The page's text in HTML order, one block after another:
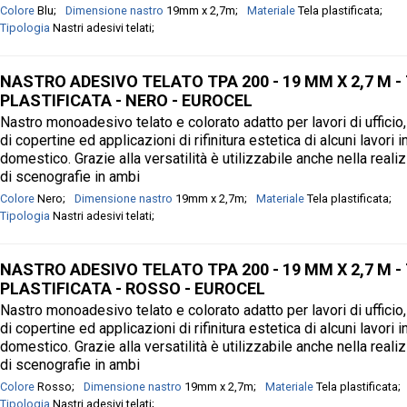
Colore Blu Dimensione nastro 19mm x 2,7m Materiale Tela plastificata
Tipologia Nastri adesivi telati
NASTRO ADESIVO TELATO TPA 200 - 19 MM X 2,7 M -
PLASTIFICATA - NERO - EUROCEL
Nastro monoadesivo telato e colorato adatto per lavori di
di copertine ed applicazioni di rifinitura estetica di alcuni lavori
domestico. Grazie alla versatilità è utilizzabile anche nella
di scenografie in ambi
Colore Nero Dimensione nastro 19mm x 2,7m Materiale Tela plastificata
Tipologia Nastri adesivi telati
NASTRO ADESIVO TELATO TPA 200 - 19 MM X 2,7 M -
PLASTIFICATA - ROSSO - EUROCEL
Nastro monoadesivo telato e colorato adatto per lavori di
di copertine ed applicazioni di rifinitura estetica di alcuni lavori
domestico. Grazie alla versatilità è utilizzabile anche nella
di scenografie in ambi
Colore Rosso Dimensione nastro 19mm x 2,7m Materiale Tela plastificata
Tipologia Nastri adesivi telati